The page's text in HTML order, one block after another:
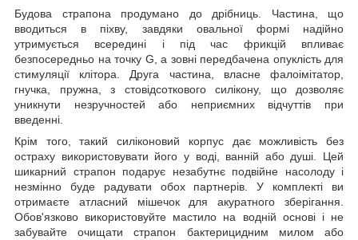
Будова страпона продумано до дрібниць. Частина, що
вводиться в піхву, завдяки овальної формі надійно
утримується всередині і під час фрикцій впливає
безпосередньо на точку G, а зовні передбачена опуклість для
стимуляції клітора. Друга частина, власне фалоімітатор,
гнучка, пружна, з стовідсоткового силікону, що дозволяє
уникнути незручностей або неприємних відчуттів при
введенні.
Крім того, такий силіконовий корпус дає можливість без
остраху використовувати його у воді, ванній або душі. Цей
шикарний страпон подарує незабутнє подвійне насолоду і
незмінно буде радувати обох партнерів. У комплекті ви
отримаєте атласний мішечок для акуратного зберігання.
Обов'язково використовуйте мастило на водній основі і не
забувайте очищати страпон бактерицидним милом або